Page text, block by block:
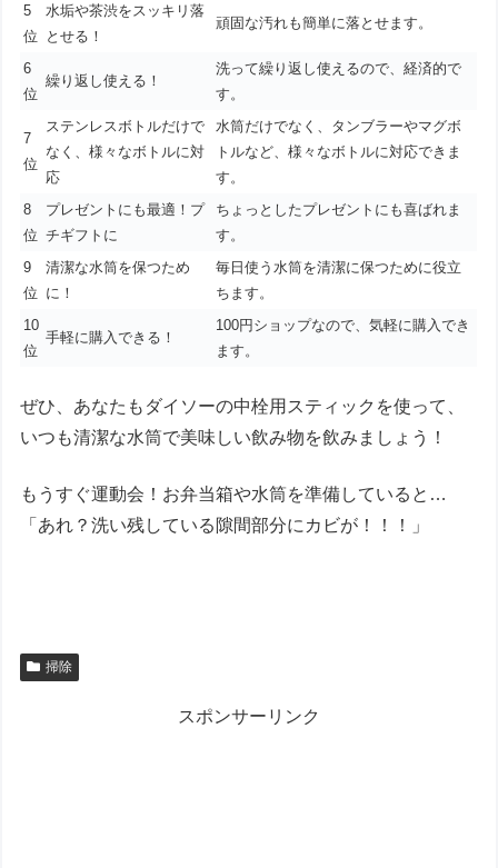
5
位
水垢や茶渋をスッキリ落
とせる！
頑固な汚れも簡単に落とせます。
6
位
繰り返し使える！
洗って繰り返し使えるので、経済的で
す。
7
位
ステンレスボトルだけで
なく、様々なボトルに対
応
水筒だけでなく、タンブラーやマグボ
トルなど、様々なボトルに対応できま
す。
8
位
プレゼントにも最適！プ
チギフトに
ちょっとしたプレゼントにも喜ばれま
す。
9
位
清潔な水筒を保つため
に！
毎日使う水筒を清潔に保つために役立
ちます。
10
位
手軽に購入できる！
100円ショップなので、気軽に購入でき
ます。
ぜひ、あなたもダイソーの中栓用スティックを使って、
いつも清潔な水筒で美味しい飲み物を飲みましょう！
もうすぐ運動会！お弁当箱や水筒を準備していると…
「あれ？洗い残している隙間部分にカビが！！！」
掃除
スポンサーリンク